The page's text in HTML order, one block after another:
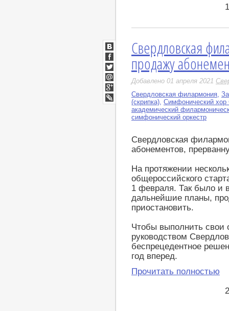
Свердловская
продажу
Добавлено 01 апреля 2021
Свердловская филармония,
(скрипка), Симфонический
академический
симфонический оркестр
Свердловская
абонементов,
На протяжении
общероссийского
1 февраля. Так было и
дальнейшие планы,
приостановить.
Чтобы выполнить свои
руководством
беспрецедентное
год вперед.
Прочитать полностью
ВКонтакте
Facebook
Twitter
Мой
Мир
Google+
LiveJournal